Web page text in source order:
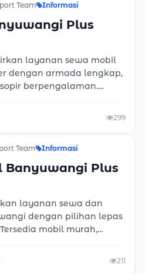
Team Informasi
Plus
layanan sewa mobil
dengan armada lengkap,
berpengalaman.
lepas kunci maupun
299
Team Informasi
Banyuwangi Plus
layanan sewa dan
dengan pilihan lepas
mobil murah,
kota dengan
harga bersaing.
211